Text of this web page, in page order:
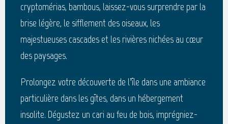
cryptomérias, bambous, laissez-vous surprendre par la
brise légère, le sifflement des oiseaux, les
majestueuses cascades et les rivières nichées au cœur
des paysages.
Prolongez votre découverte de l’île dans une ambiance
particulière dans les gîtes, dans un hébergement
insolite. Dégustez un cari au feu de bois, imprégniez-